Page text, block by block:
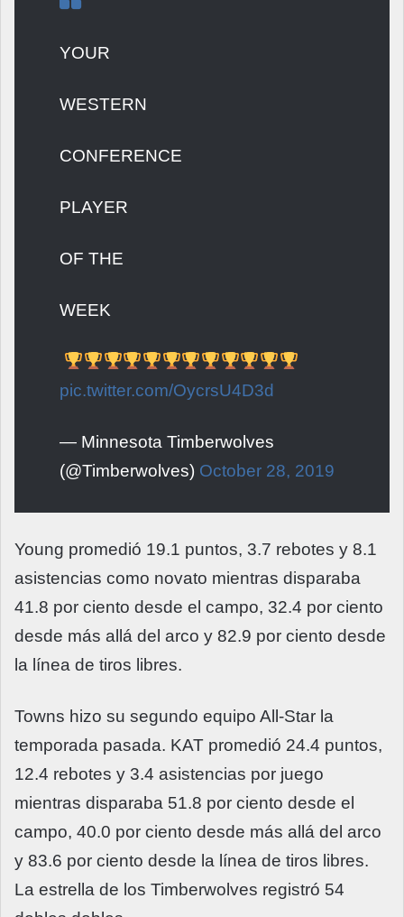
YOUR
WESTERN
CONFERENCE
PLAYER
OF THE
WEEK
pic.twitter.com/OycrsU4D3d
— Minnesota Timberwolves
(@Timberwolves) October 28, 2019
Young promedió 19.1 puntos, 3.7 rebotes y 8.1
asistencias como novato mientras disparaba
41.8 por ciento desde el campo, 32.4 por ciento
desde más allá del arco y 82.9 por ciento desde
la línea de tiros libres.
Towns hizo su segundo equipo All-Star la
temporada pasada. KAT promedió 24.4 puntos,
12.4 rebotes y 3.4 asistencias por juego
mientras disparaba 51.8 por ciento desde el
campo, 40.0 por ciento desde más allá del arco
y 83.6 por ciento desde la línea de tiros libres.
La estrella de los Timberwolves registró 54